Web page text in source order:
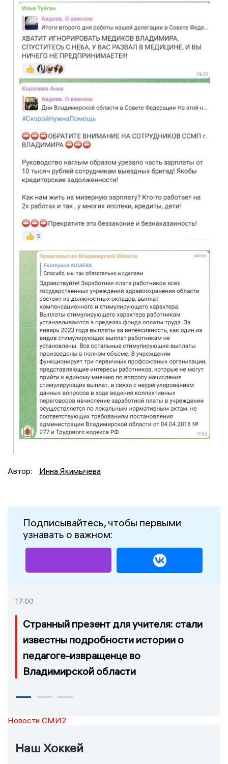
Автор: Инна Якимычева
Подписывайтесь, чтобы первыми
узнавать о важном:
17:00
Странный презент для учителя: стали
известны подробности истории о
педагоге-извращенце во
Владимирской области
Новости СМИ2
Наш Хоккей